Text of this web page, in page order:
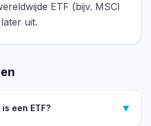
ETF (bijv. MSCI
uit.
is een ETF? ▼